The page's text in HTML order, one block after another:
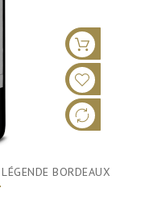
BORDEAUX